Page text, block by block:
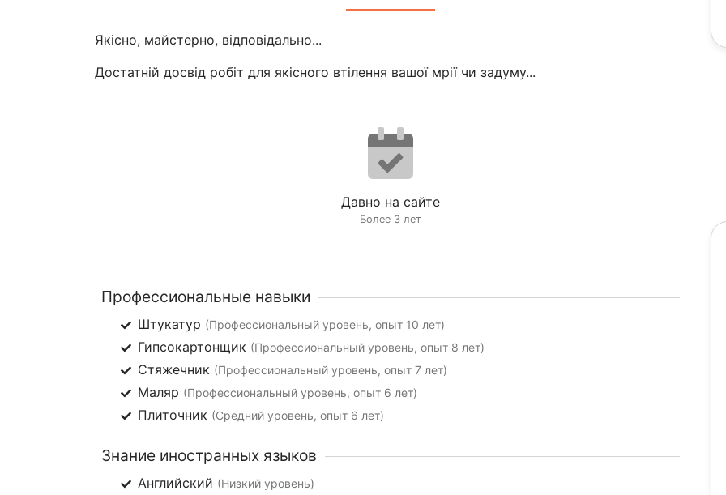
Якісно, майстерно, відповідально...
Достатній досвід робіт для якісного втілення вашої мрії чи задуму...
Давно на сайте
Более 3 лет
Профессиональные навыки
Штукатур (Профессиональный уровень, опыт 10 лет)
Гипсокартонщик (Профессиональный уровень, опыт 8 лет)
Стяжечник (Профессиональный уровень, опыт 7 лет)
Маляр (Профессиональный уровень, опыт 6 лет)
Плиточник (Средний уровень, опыт 6 лет)
Знание иностранных языков
Английский (Низкий уровень)